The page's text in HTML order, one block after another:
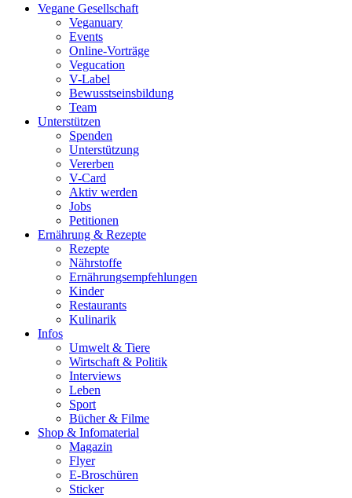
Vegane Gesellschaft
Veganuary
Events
Online-Vorträge
Vegucation
V-Label
Bewusstseinsbildung
Team
Unterstützen
Spenden
Unterstützung
Vererben
V-Card
Aktiv werden
Jobs
Petitionen
Ernährung & Rezepte
Rezepte
Nährstoffe
Ernährungsempfehlungen
Kinder
Restaurants
Kulinarik
Infos
Umwelt & Tiere
Wirtschaft & Politik
Interviews
Leben
Sport
Bücher & Filme
Shop & Infomaterial
Magazin
Flyer
E-Broschüren
Sticker